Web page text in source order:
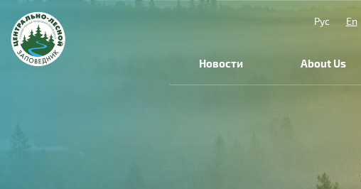
Рус
En
Новости About Us